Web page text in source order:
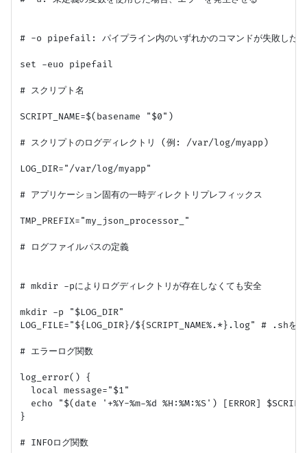
# -o pipefail: パイプライン内のいずれかのコマンドが失敗した場
set -euo pipefail
# スクリプト名
SCRIPT_NAME=$(basename "$0")
# スクリプトのログディレクトリ (例: /var/log/myapp)
LOG_DIR="/var/log/myapp"
# アプリケーション固有の一時ディレクトリプレフィックス
TMP_PREFIX="my_json_processor_"
# ログファイルパスの定義
# mkdir -pによりログディレクトリが存在しなくても安全
mkdir -p "$LOG_DIR"
LOG_FILE="${LOG_DIR}/${SCRIPT_NAME%.*}.log" # .shを
# エラーログ関数
log_error() {
  local message="$1"
echo "$(date '+%Y-%m-%d %H:%M:%S') [ERROR]
}
# INFOログ関数